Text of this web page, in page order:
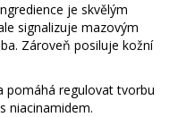
je skvělým
signalizuje mazovým
Zároveň posiluje kožní
pomáhá regulovat tvorbu
niacinamidem.